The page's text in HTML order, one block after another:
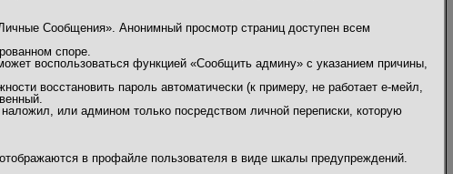
Сообщения». Анонимный просмотр страниц доступен всем
споре.
воспользоваться функцией «Сообщить админу» с указанием причины,
восстановить пароль автоматически (к примеру, не работает е-мейл,
или админом только посредством личной переписки, которую
в профайле пользователя в виде шкалы предупреждений.